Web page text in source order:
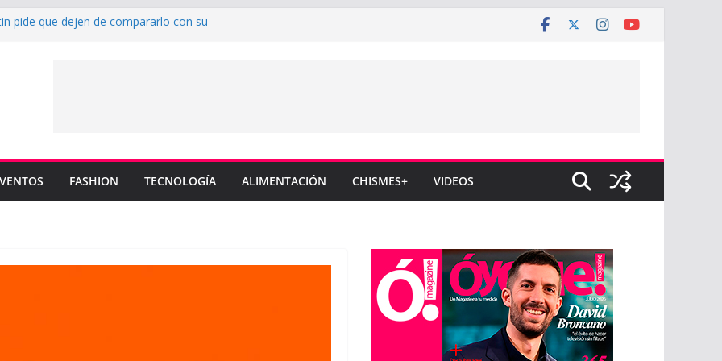
pide que dejen de compararlo con su
de la NBA
nuevo sencillo “MI BB” junto a Omar
canciones clave de su catálogo en
FASHION TECNOLOGÍA ALIMENTACIÓN CHISMES+ VIDEOS